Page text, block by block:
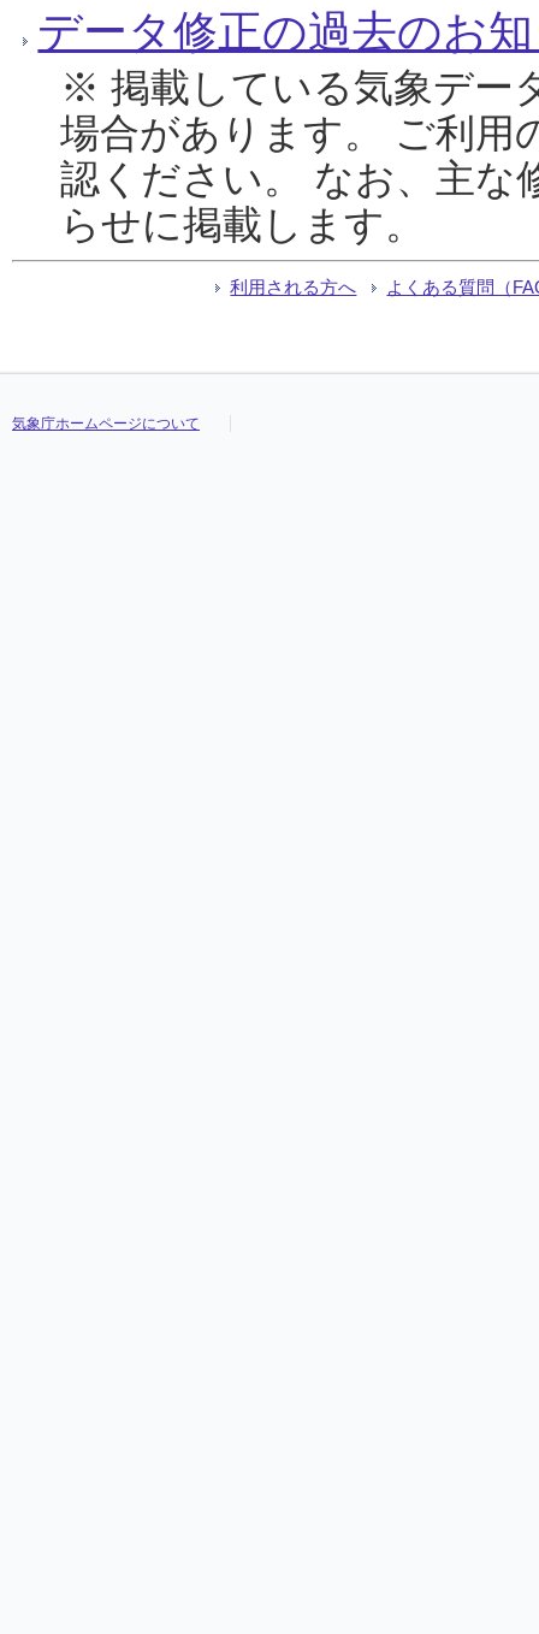
データ修正の過去のお
※ 掲載している気象デー
場合があります。 ご利用
認ください。 なお、主な
らせに掲載します。
利用される方へ よくある質問（
気象庁ホームページについて